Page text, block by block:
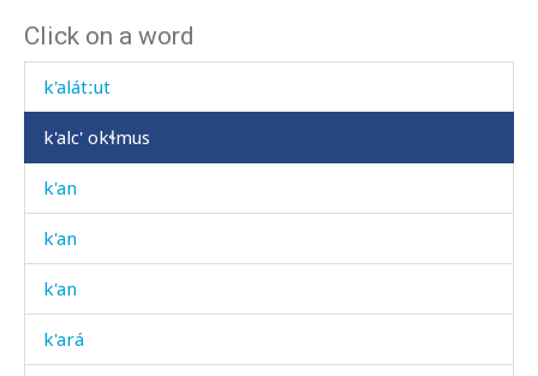
Click on a word
k'alároq'
k'alátːut
k'alc' okɬmus
k'an
k'an
k'an
k'ará